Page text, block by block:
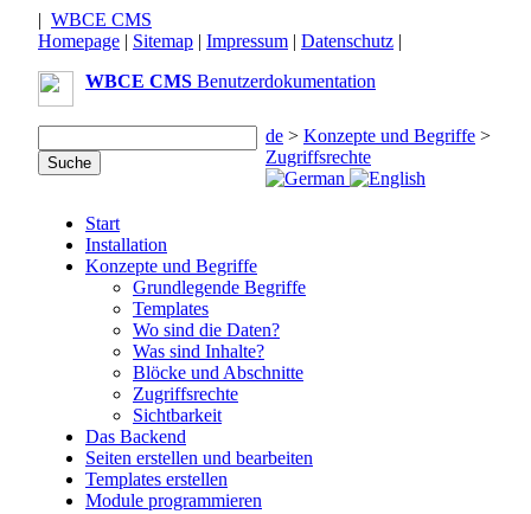
| WBCE CMS
Homepage | Sitemap | Impressum | Datenschutz |
WBCE CMS Benutzerdokumentation
de > Konzepte und Begriffe >
Zugriffsrechte
Start
Installation
Konzepte und Begriffe
Grundlegende Begriffe
Templates
Wo sind die Daten?
Was sind Inhalte?
Blöcke und Abschnitte
Zugriffsrechte
Sichtbarkeit
Das Backend
Seiten erstellen und bearbeiten
Templates erstellen
Module programmieren